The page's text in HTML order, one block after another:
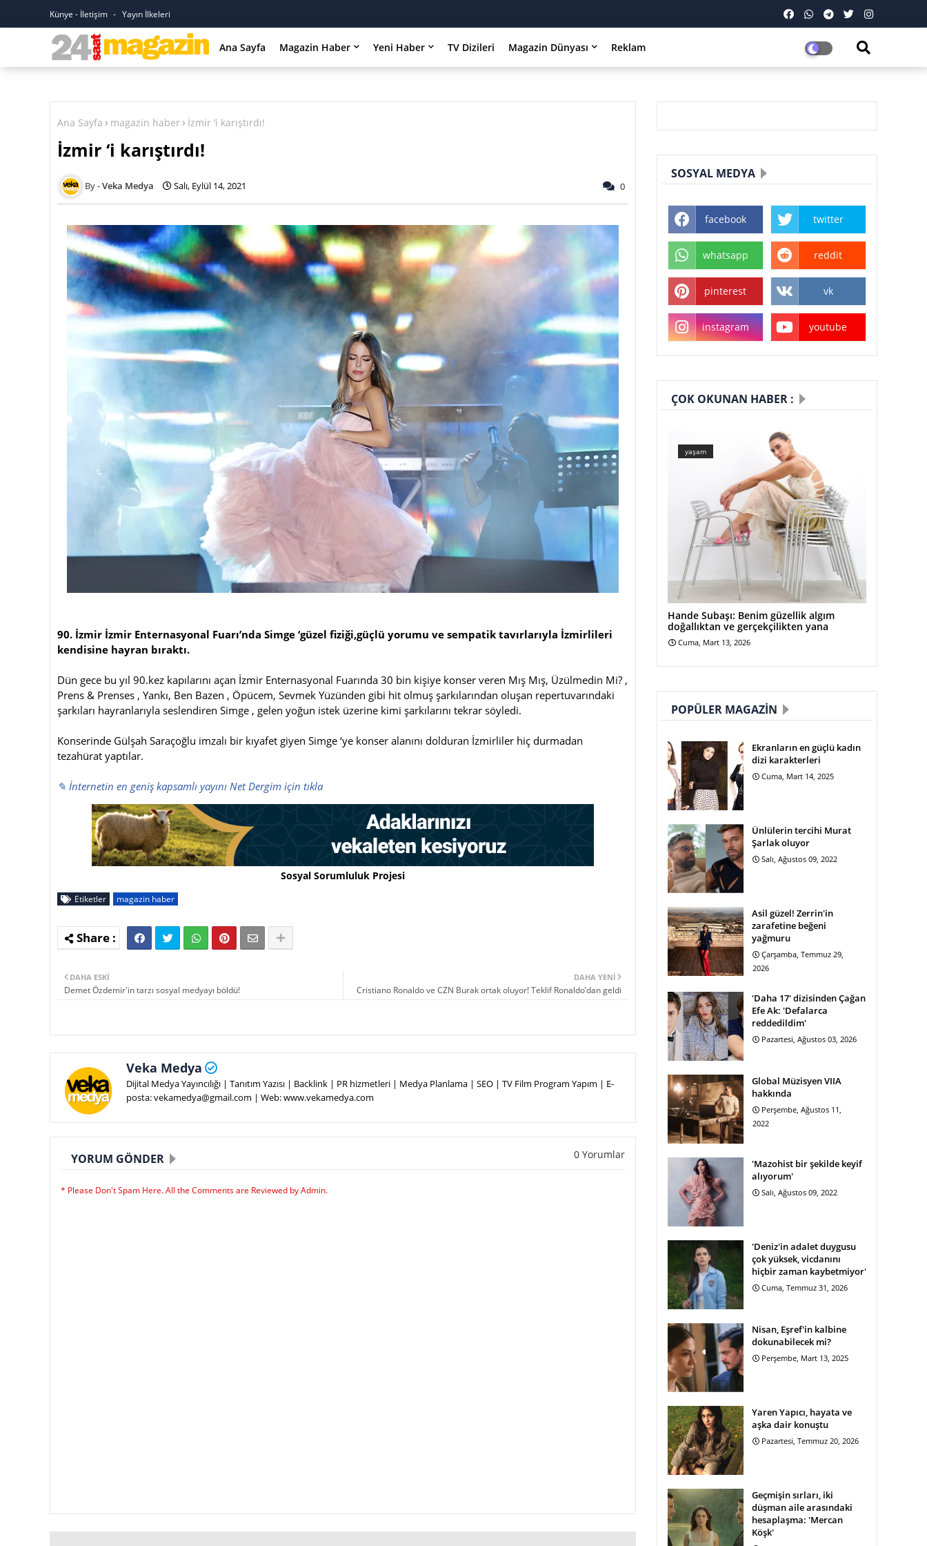
Künye - İletişim Yayın İlkeleri
Ana Sayfa Magazin Haber Yeni Haber TV Dizileri Magazin Dünyası Reklam
Ana Sayfa magazin haber İzmir ‘i karıştırdı!
İzmir ‘i karıştırdı!
Veka Medya Salı, Eylül 14, 2021 0
90. İzmir İzmir Enternasyonal Fuarı’nda Simge ‘güzel fiziği,güçlü yorumu ve sempatik tavırlarıyla İzmirlileri
kendisine hayran bıraktı.
Dün gece bu yıl 90.kez kapılarını açan İzmir Enternasyonal Fuarında 30 bin kişiye konser veren Mış Mış, Üzülmedin Mi? ,
Prens & Prenses , Yankı, Ben Bazen , Öpücem, Sevmek Yüzünden gibi hit olmuş şarkılarından oluşan repertuvarındaki
şarkıları hayranlarıyla seslendiren Simge , gelen yoğun istek üzerine kimi şarkılarını tekrar söyledi.
Konserinde Gülşah Saraçoğlu imzalı bir kıyafet giyen Simge ‘ye konser alanını dolduran İzmirliler hiç durmadan
tezahürat yaptılar.
✎ İnternetin en geniş kapsamlı yayını Net Dergim için tıkla
Sosyal Sorumluluk Projesi
Etiketler magazin haber
DAHA YENI
Cristiano Ronaldo ve CZN Burak ortak oluyor! Teklif Ronaldo’dan geldi
DAHA ESKI
Demet Özdemir'in tarzı sosyal medyayı böldü!
Veka Medya
Dijital Medya Yayıncılığı | Tanıtım Yazısı | Backlink | PR hizmetleri | Medya Planlama | SEO | TV Film Program Yapım | E-
posta: vekamedya@gmail.com | Web: www.vekamedya.com
YORUM GÖNDER 0 Yorumlar
* Please Don't Spam Here. All the Comments are Reviewed by Admin.
SOSYAL MEDYA
facebook twitter
whatsapp reddit
pinterest vk
instagram youtube
ÇOK OKUNAN HABER :
yaşam
Hande Subaşı: Benim güzellik algım
doğallıktan ve gerçekçilikten yana
Cuma, Mart 13, 2026
POPÜLER MAGAZIN
Ekranların en güçlü kadın
dizi karakterleri
Cuma, Mart 14, 2025
Ünlülerin tercihi Murat
Şarlak oluyor
Salı, Ağustos 09, 2022
Asil güzel! Zerrin'in
zarafetine beğeni
yağmuru
Çarşamba, Temmuz 29,
2026
'Daha 17' dizisinden Çağan
Efe Ak: 'Defalarca
reddedildim'
Pazartesi, Ağustos 03, 2026
Global Müzisyen VIIA
hakkında
Perşembe, Ağustos 11,
2022
'Mazohist bir şekilde keyif
alıyorum'
Salı, Ağustos 09, 2022
'Deniz'in adalet duygusu
çok yüksek, vicdanını
hiçbir zaman kaybetmiyor'
Cuma, Temmuz 31, 2026
Nisan, Eşref'in kalbine
dokunabilecek mi?
Perşembe, Mart 13, 2025
Yaren Yapıcı, hayata ve
aşka dair konuştu
Pazartesi, Temmuz 20, 2026
Geçmişin sırları, iki
düşman aile arasındaki
hesaplaşma: 'Mercan
Köşk'